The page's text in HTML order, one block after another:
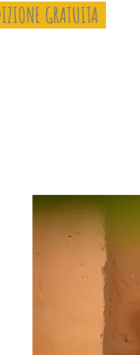
GRATUITA